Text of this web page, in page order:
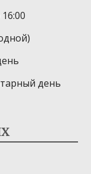
день